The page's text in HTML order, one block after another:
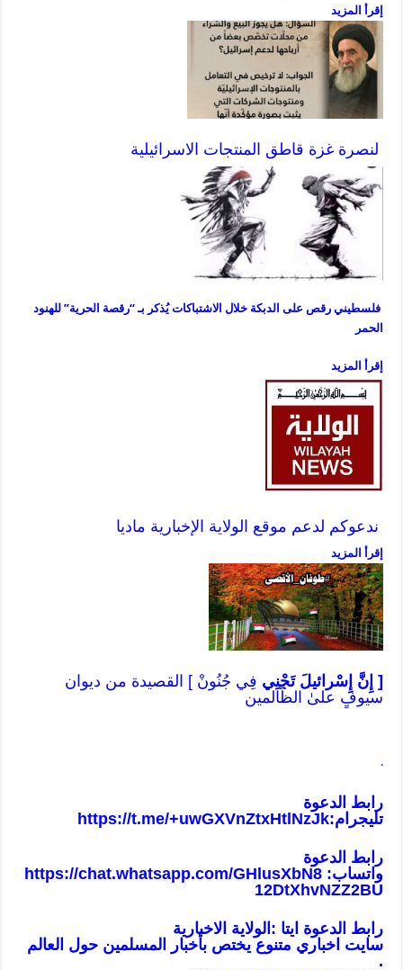
إقرأ المزيد
لنصرة غزة قاطق المنتجات الاسرائيلية
فلسطيني رقص على الدبكة خلال الاشتباكات يُذكر بـ “رقصة الحرية” للهنود
الحمر
إقرأ المزيد
ندعوكم لدعم موقع الولاية الإخبارية ماديا
إقرأ المزيد
[ إِنَّ إِسْرائيلَ تَجْنِي فِي جُنُونْ ] القصيدة من ديوان
سيوفٍ علىٰ الظّالمين
.
رابط الدعوة
تليجرام:https://t.me/+uwGXVnZtxHtlNzJk
رابط الدعوة
واتساب:https://chat.whatsapp.com/GHlusXbN8
12DtXhvNZZ2BU
رابط الدعوة ايتا :الولاية الاخبارية
سايت اخباري متنوع يختص بأخبار المسلمين حول العالم
.